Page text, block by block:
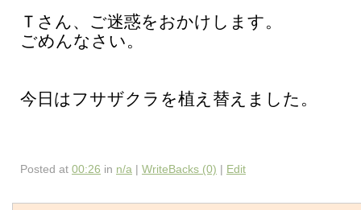
Ｔさん、ご迷惑をおかけします。
ごめんなさい。
今日はフサザクラを植え替えました。
Posted at 00:26 in n/a | WriteBacks (0) | Edit